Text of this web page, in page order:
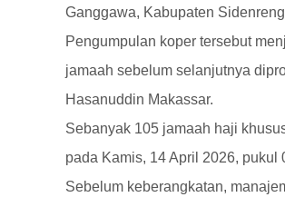
Ganggawa, Kabupaten
Pengumpulan koper tersebut
jamaah sebelum selanjutnya
Hasanuddin Makassar.
Sebanyak 105 jamaah haji
pada Kamis, 14 April 2026, pukul
Sebelum keberangkatan,